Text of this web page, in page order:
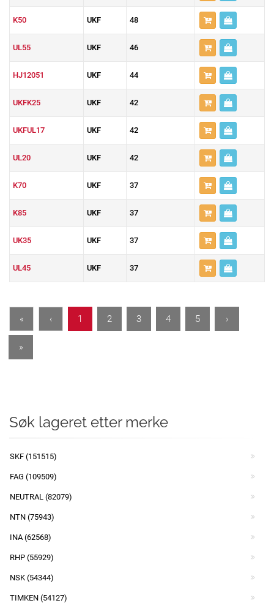
K50 UKF 48
UL55 UKF 46
HJ12051 UKF 44
UKFK25 UKF 42
UKFUL17 UKF 42
UL20 UKF 42
K70 UKF 37
K85 UKF 37
UK35 UKF 37
UL45 UKF 37
« ‹ 1 2 3 4 5 ›
»
Søk lageret etter merke
SKF (151515)
FAG (109509)
NEUTRAL (82079)
NTN (75943)
INA (62568)
RHP (55929)
NSK (54344)
TIMKEN (54127)